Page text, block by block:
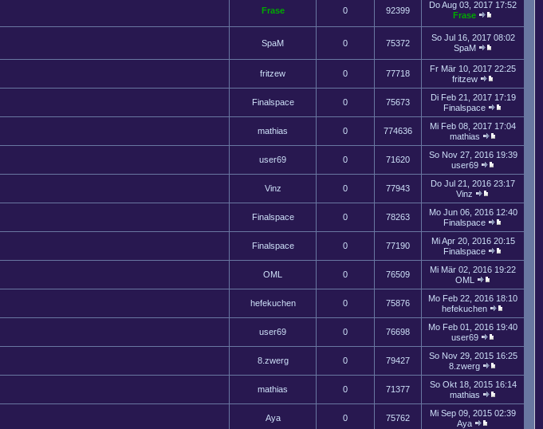
Frase 0 92399
Do Aug 03, 2017 17:52
Frase
SpaM 0 75372
So Jul 16, 2017 08:02
SpaM
fritzew 0 77718
Fr Mär 10, 2017 22:25
fritzew
Finalspace 0 75673
Di Feb 21, 2017 17:19
Finalspace
mathias 0 774636
Mi Feb 08, 2017 17:04
mathias
user69 0 71620
So Nov 27, 2016 19:39
user69
Vinz 0 77943
Do Jul 21, 2016 23:17
Vinz
Finalspace 0 78263
Mo Jun 06, 2016 12:40
Finalspace
Finalspace 0 77190
Mi Apr 20, 2016 20:15
Finalspace
OML 0 76509
Mi Mär 02, 2016 19:22
OML
hefekuchen 0 75876
Mo Feb 22, 2016 18:10
hefekuchen
user69 0 76698
Mo Feb 01, 2016 19:40
user69
8.zwerg 0 79427
So Nov 29, 2015 16:25
8.zwerg
mathias 0 71377
So Okt 18, 2015 16:14
mathias
Aya 0 75762
Mi Sep 09, 2015 02:39
Aya